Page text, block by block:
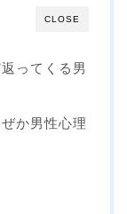
CLOSE
ってくる男
か男性心理